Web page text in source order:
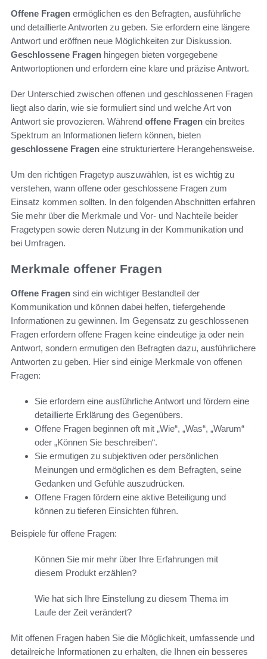
Offene Fragen ermöglichen es den Befragten, ausführliche
und detaillierte Antworten zu geben. Sie erfordern eine längere
Antwort und eröffnen neue Möglichkeiten zur Diskussion.
Geschlossene Fragen hingegen bieten vorgegebene
Antwortoptionen und erfordern eine klare und präzise Antwort.
Der Unterschied zwischen offenen und geschlossenen Fragen
liegt also darin, wie sie formuliert sind und welche Art von
Antwort sie provozieren. Während offene Fragen ein breites
Spektrum an Informationen liefern können, bieten
geschlossene Fragen eine strukturiertere Herangehensweise.
Um den richtigen Fragetyp auszuwählen, ist es wichtig zu
verstehen, wann offene oder geschlossene Fragen zum
Einsatz kommen sollten. In den folgenden Abschnitten erfahren
Sie mehr über die Merkmale und Vor- und Nachteile beider
Fragetypen sowie deren Nutzung in der Kommunikation und
bei Umfragen.
Merkmale offener Fragen
Offene Fragen sind ein wichtiger Bestandteil der
Kommunikation und können dabei helfen, tiefergehende
Informationen zu gewinnen. Im Gegensatz zu geschlossenen
Fragen erfordern offene Fragen keine eindeutige ja oder nein
Antwort, sondern ermutigen den Befragten dazu, ausführlichere
Antworten zu geben. Hier sind einige Merkmale von offenen
Fragen:
Sie erfordern eine ausführliche Antwort und fördern eine
detaillierte Erklärung des Gegenübers.
Offene Fragen beginnen oft mit „Wie“, „Was“, „Warum“
oder „Können Sie beschreiben“.
Sie ermutigen zu subjektiven oder persönlichen
Meinungen und ermöglichen es dem Befragten, seine
Gedanken und Gefühle auszudrücken.
Offene Fragen fördern eine aktive Beteiligung und
können zu tieferen Einsichten führen.
Beispiele für offene Fragen:
Können Sie mir mehr über Ihre Erfahrungen mit
diesem Produkt erzählen?
Wie hat sich Ihre Einstellung zu diesem Thema im
Laufe der Zeit verändert?
Mit offenen Fragen haben Sie die Möglichkeit, umfassende und
detailreiche Informationen zu erhalten, die Ihnen ein besseres